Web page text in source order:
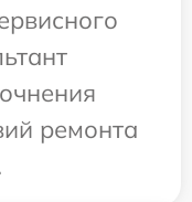
ремонта